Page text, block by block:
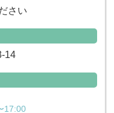
さい
14
17:00